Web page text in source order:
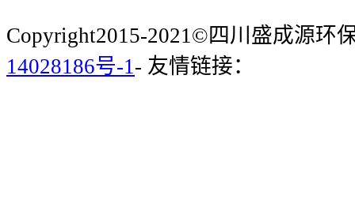
Copyright2015-2021©四川盛成源环
14028186号-1 - 友情链接：